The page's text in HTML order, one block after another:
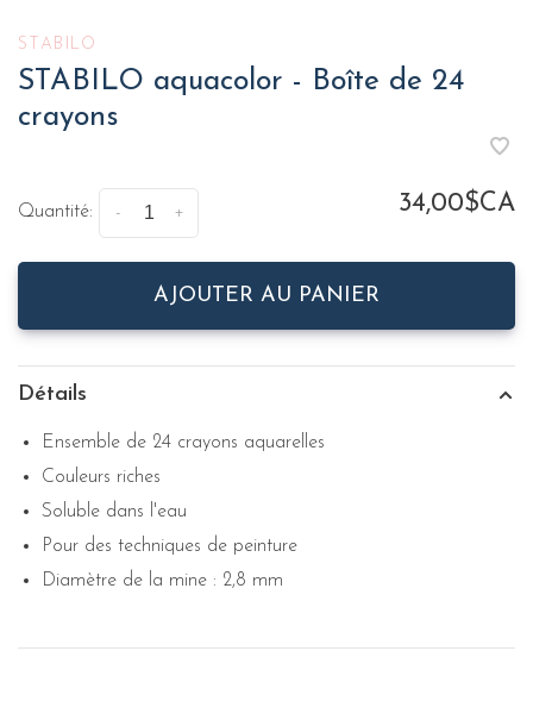
STABILO
STABILO aquacolor - Boîte de 24
crayons
Quantité: +
- 34,00$CA
AJOUTER AU PANIER
Détails
Ensemble de 24 crayons aquarelles
Couleurs riches
Soluble dans l'eau
Pour des techniques de peinture
Diamètre de la mine : 2,8 mm